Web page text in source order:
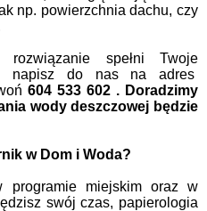
np. powierzchnia dachu, czy
spełni Twoje
napisz do nas na adres
604 533 602 . Doradzimy
wody deszczowej będzie
w Dom i Woda?
programie miejskim oraz w
swój czas, papierologia